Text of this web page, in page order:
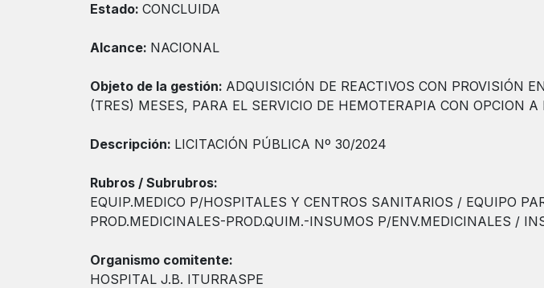
Estado: CONCLUIDA
Alcance: NACIONAL
Objeto de la gestión: ADQUISICIÓN DE REACTIVOS CON PROVISIÓN
(TRES) MESES, PARA EL SERVICIO DE HEMOTERAPIA CON OPCION A
Descripción: LICITACIÓN PÚBLICA Nº 30/2024
Rubros / Subrubros:
EQUIP.MEDICO P/HOSPITALES Y CENTROS SANITARIOS / EQUIPO
PROD.MEDICINALES-PROD.QUIM.-INSUMOS P/ENV.MEDICINALES /
Organismo comitente:
HOSPITAL J.B. ITURRASPE